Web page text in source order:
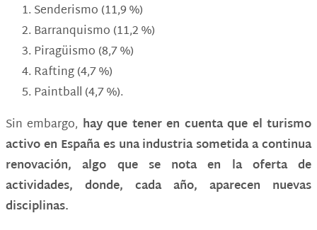
Senderismo (11,9 %)
Barranquismo (11,2 %)
Piragüismo (8,7 %)
Rafting (4,7 %)
Paintball (4,7 %).
Sin embargo, hay que tener en cuenta que el turismo
activo en España es una industria sometida a continua
renovación, algo que se nota en la oferta de
actividades, donde, cada año, aparecen nuevas
disciplinas.